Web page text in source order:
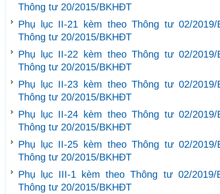
Thông tư 20/2015/BKHĐT
Phụ lục II-21 kèm theo Thông tư 02/
Thông tư 20/2015/BKHĐT
Phụ lục II-22 kèm theo Thông tư 02/
Thông tư 20/2015/BKHĐT
Phụ lục II-23 kèm theo Thông tư 02/
Thông tư 20/2015/BKHĐT
Phụ lục II-24 kèm theo Thông tư 02/
Thông tư 20/2015/BKHĐT
Phụ lục II-25 kèm theo Thông tư 02/
Thông tư 20/2015/BKHĐT
Phụ lục III-1 kèm theo Thông tư 02/
Thông tư 20/2015/BKHĐT